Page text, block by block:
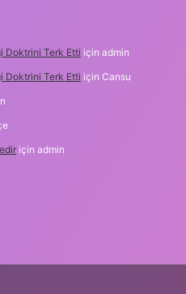
Doktrini Terk Etti için admin
Doktrini Terk Etti için Cansu
için admin